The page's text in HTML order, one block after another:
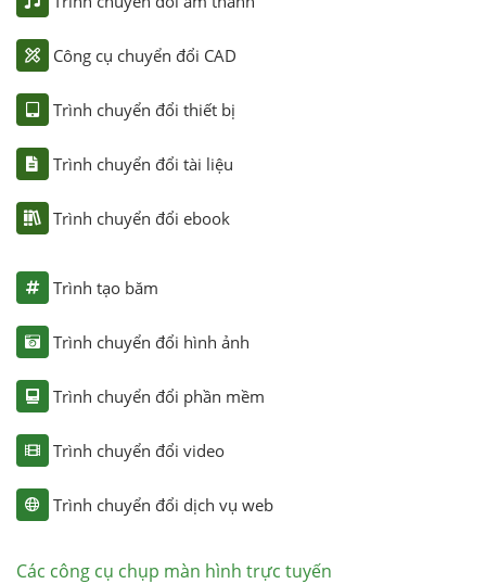
Công cụ chuyển đổi CAD
Trình chuyển đổi thiết bị
Trình chuyển đổi tài liệu
Trình chuyển đổi ebook
Trình tạo băm
Trình chuyển đổi hình ảnh
Trình chuyển đổi phần mềm
Trình chuyển đổi video
Trình chuyển đổi dịch vụ web
Các công cụ chụp màn hình trực tuyến